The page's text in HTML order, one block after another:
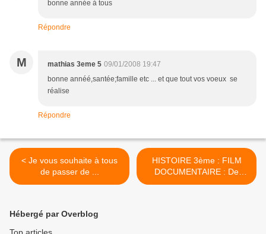
bonne année à tous
Répondre
M mathias 3eme 5 09/01/2008 19:47
bonne annéé,santée;famille etc ... et que tout vos voeux se
réalise
Répondre
< Je vous souhaite à tous
de passer de ...
HISTOIRE 3ème : FILM
DOCUMENTAIRE : De
Nuremberg à Nuremberg >
Hébergé par Overblog